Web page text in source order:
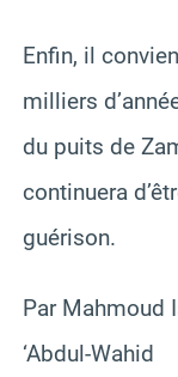
Enfin, il
milliers
du puits de
continuera
guérison.
Par Mahmoud
‘Abdul-Wahid